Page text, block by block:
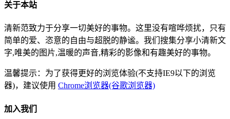
关于本站
清新范致力于分享一切美好的事物。这里没有喧哗烦扰，只有
简单的爱、恣意的自由与超脱的静谧。我们搜集分享小清新文
字,唯美的图片,温暖的声音,精彩的影像和有趣美好的事物。
温馨提示：为了获得更好的浏览体验(不支持IE9以下的浏览
器)，建议使用 Chrome浏览器(谷歌浏览器)
加入我们